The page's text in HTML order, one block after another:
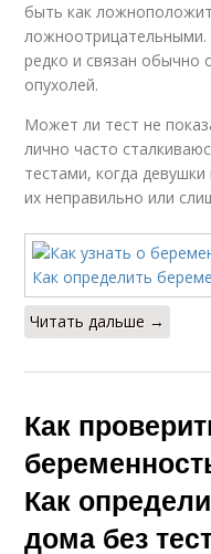
быть как
ложноотрицательными.
редко и связан обычно
опухолей.
Может ли тест не
лично часто
тестами, когда
их неправильно или
Читать дальше →
Как
Как
дома без